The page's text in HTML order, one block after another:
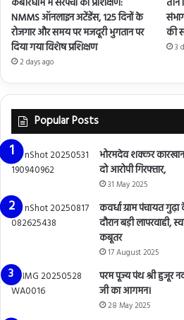
NMMS ऑनलाइन अटेंडेंस, 125 दिनों के
रोजगार और समय पर मजदूरी भुगतान पर
दिया गया विशेष प्रशिक्षण
2 days ago
की
3
Popular Posts
भोरमदेव शक्कर
दो आरोपी गिरफ्तार,
31 May 2025
कवर्धा ग्राम पंचायत
दौरान बड़ी लापरवाही,
कबूतर
17 August 2025
परम पूज्य पंथ श्री हुजूर
जी का आगमन।
28 May 2025